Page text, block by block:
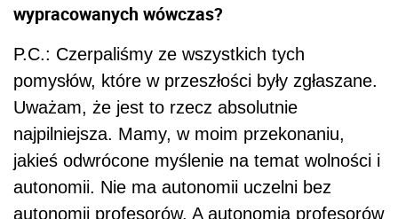
wypracowanych wówczas?
P.C.: Czerpaliśmy ze wszystkich tych
pomysłów, które w przeszłości były zgłaszane.
Uważam, że jest to rzecz absolutnie
najpilniejsza. Mamy, w moim przekonaniu,
jakieś odwrócone myślenie na temat wolności i
autonomii. Nie ma autonomii uczelni bez
autonomii profesorów. A autonomia profesorów